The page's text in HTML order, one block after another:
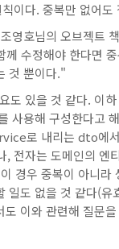
이다. 중복만 없어도
영호님의 오브젝트
수정해야 한다면
것 뿐이다."
있을 것 같다. 이
용해 구성한다고
로 내리는 dto에
전자는 도메인의 엔
경우 중복이 아니
일도 없을 것 같다(
이와 관련해 질문